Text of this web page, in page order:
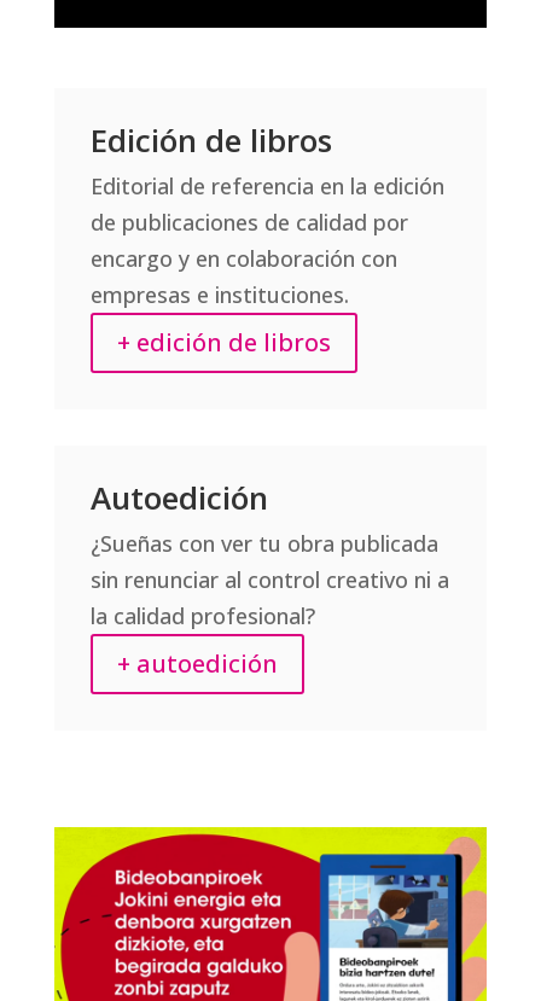
Edición de libros
Editorial de referencia en la edición
de publicaciones de calidad por
encargo y en colaboración con
empresas e instituciones.
+ edición de libros
Autoedición
¿Sueñas con ver tu obra publicada
sin renunciar al control creativo ni a
la calidad profesional?
+ autoedición